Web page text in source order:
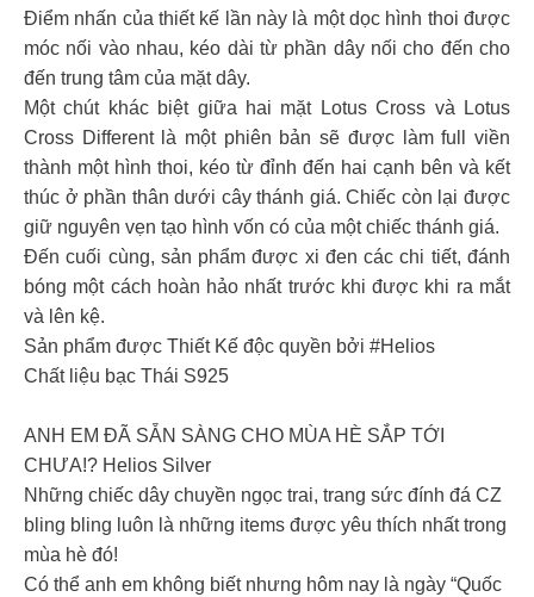
Điểm nhấn của thiết kế lần này là một dọc hình thoi được
móc nối vào nhau, kéo dài từ phần dây nối cho đến cho
đến trung tâm của mặt dây.
Một chút khác biệt giữa hai mặt Lotus Cross và Lotus
Cross Different là một phiên bản sẽ được làm full viền
thành một hình thoi, kéo từ đỉnh đến hai cạnh bên và kết
thúc ở phần thân dưới cây thánh giá. Chiếc còn lại được
giữ nguyên vẹn tạo hình vốn có của một chiếc thánh giá.
Đến cuối cùng, sản phẩm được xi đen các chi tiết, đánh
bóng một cách hoàn hảo nhất trước khi được khi ra mắt
và lên kệ.
Sản phẩm được Thiết Kế độc quyền bởi #Helios
Chất liệu bạc Thái S925
ANH EM ĐÃ SẴN SÀNG CHO MÙA HÈ SẮP TỚI
CHƯA!? Helios Silver
Những chiếc dây chuyền ngọc trai, trang sức đính đá CZ
bling bling luôn là những items được yêu thích nhất trong
mùa hè đó!
Có thể anh em không biết nhưng hôm nay là ngày “Quốc